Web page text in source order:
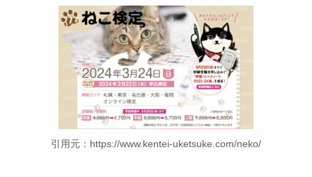
引用元：https://www.kentei-uketsuke.com/neko/